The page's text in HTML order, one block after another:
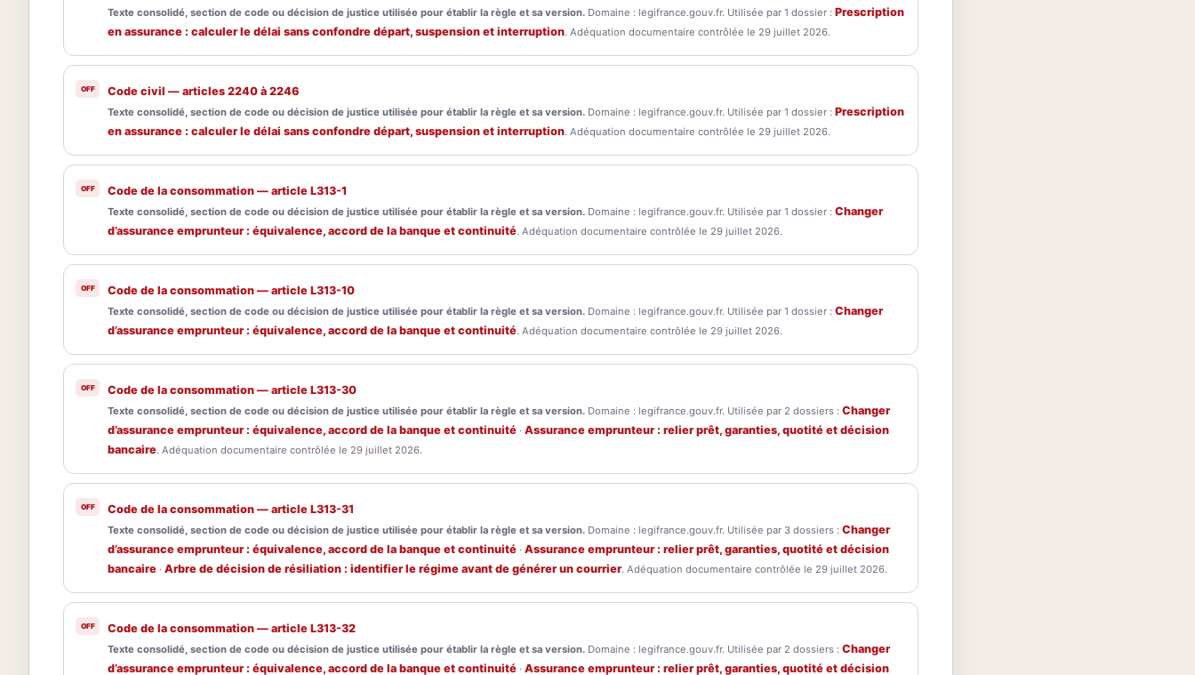
Texte consolidé, section de code ou décision de justice utilisée pour établir la règle et sa version. Domaine : legifrance.gouv.fr. Utilisée par 1 dossier : Prescription
en assurance : calculer le délai sans confondre départ, suspension et interruption. Adéquation documentaire contrôlée le 29 juillet 2026.
Code civil — articles 2240 à 2246
Texte consolidé, section de code ou décision de justice utilisée pour établir la règle et sa version. Domaine : legifrance.gouv.fr. Utilisée par 1 dossier : Prescription
en assurance : calculer le délai sans confondre départ, suspension et interruption. Adéquation documentaire contrôlée le 29 juillet 2026.
Code de la consommation — article L313-1
Texte consolidé, section de code ou décision de justice utilisée pour établir la règle et sa version. Domaine : legifrance.gouv.fr. Utilisée par 1 dossier : Changer
d’assurance emprunteur : équivalence, accord de la banque et continuité. Adéquation documentaire contrôlée le 29 juillet 2026.
Code de la consommation — article L313-10
Texte consolidé, section de code ou décision de justice utilisée pour établir la règle et sa version. Domaine : legifrance.gouv.fr. Utilisée par 1 dossier : Changer
d’assurance emprunteur : équivalence, accord de la banque et continuité. Adéquation documentaire contrôlée le 29 juillet 2026.
Code de la consommation — article L313-30
Texte consolidé, section de code ou décision de justice utilisée pour établir la règle et sa version. Domaine : legifrance.gouv.fr. Utilisée par 2 dossiers : Changer
d’assurance emprunteur : équivalence, accord de la banque et continuité · Assurance emprunteur : relier prêt, garanties, quotité et décision
bancaire. Adéquation documentaire contrôlée le 29 juillet 2026.
Code de la consommation — article L313-31
Texte consolidé, section de code ou décision de justice utilisée pour établir la règle et sa version. Domaine : legifrance.gouv.fr. Utilisée par 3 dossiers : Changer
d’assurance emprunteur : équivalence, accord de la banque et continuité · Assurance emprunteur : relier prêt, garanties, quotité et décision
bancaire · Arbre de décision de résiliation : identifier le régime avant de générer un courrier. Adéquation documentaire contrôlée le 29 juillet 2026.
Code de la consommation — article L313-32
Texte consolidé, section de code ou décision de justice utilisée pour établir la règle et sa version. Domaine : legifrance.gouv.fr. Utilisée par 2 dossiers : Changer
d’assurance emprunteur : équivalence, accord de la banque et continuité · Assurance emprunteur : relier prêt, garanties, quotité et décision